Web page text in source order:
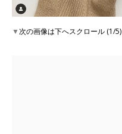
▼次の画像は下へスクロール (1/5)